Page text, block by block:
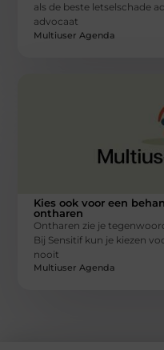
als de beste letselschade
advocaat
Multiuser Agenda
Kies ook voor een
ontharen
Ontharen zie je
Bij Sensitif kun je kiezen
nooit
Multiuser Agenda